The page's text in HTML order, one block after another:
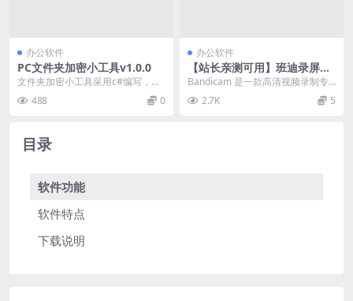
办公软件
PC文件夹加密小工具v1.0.0
文件夹加密小工具采用c#编写，环
境为.net 4.7，引用了miniExcel，...
488 0
办公软件
【站长亲测可用】班迪录屏Ba
ndicam v8.2.2 VIP破解版
（集成授权码）高清屏幕录像
软件
Bandicam 是一款高清视频录制专
家，是一款游戏录制工具、视频录
制工具、号称...
2.7K 5
目录
软件功能
软件特点
下载说明